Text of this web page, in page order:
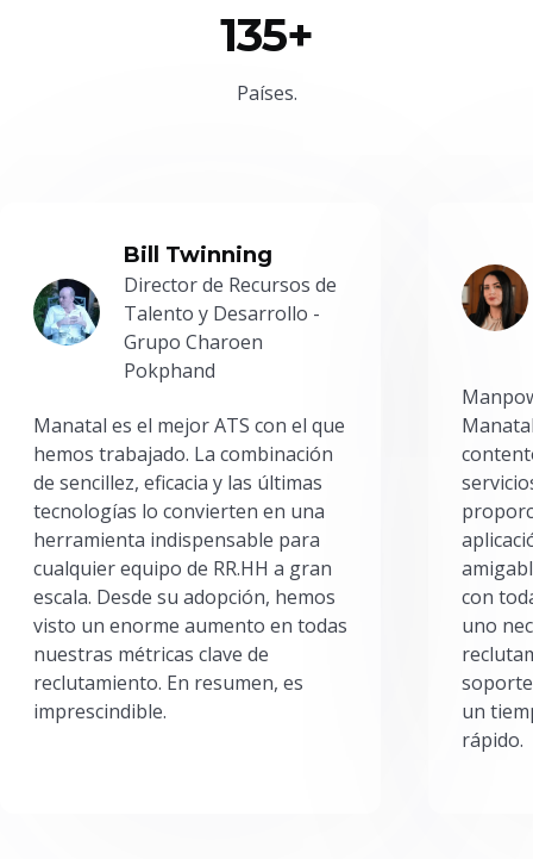
135+
Países.
Bill Twinning
Director de Recursos de
Talento y Desarrollo -
Grupo Charoen
Pokphand
Manatal es el mejor ATS con el que
hemos trabajado. La combinación
de sencillez, eficacia y las últimas
tecnologías lo convierten en una
herramienta indispensable para
cualquier equipo de RR.HH a gran
escala. Desde su adopción, hemos
visto un enorme aumento en todas
nuestras métricas clave de
reclutamiento. En resumen, es
imprescindible.
con
uno
un
rápido.